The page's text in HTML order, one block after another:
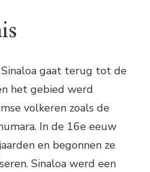
Sinaloa gaat terug tot de
het gebied werd
volkeren zoals de
In de 16e eeuw
en begonnen ze
Sinaloa werd een